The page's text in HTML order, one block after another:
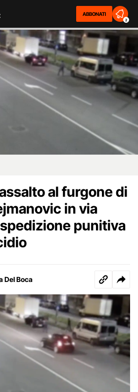
ABBONATI
2
al furgone di
in via
punitiva
Del Boca